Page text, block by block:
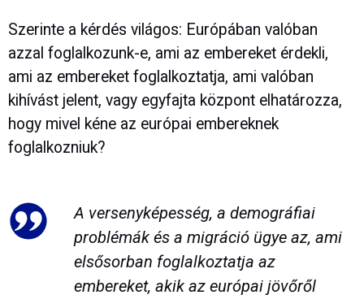
Szerinte a kérdés világos: Európában valóban
azzal foglalkozunk-e, ami az embereket érdekli,
ami az embereket foglalkoztatja, ami valóban
kihívást jelent, vagy egyfajta központ elhatározza,
hogy mivel kéne az európai embereknek
foglalkozniuk?
A versenyképesség, a demográfiai
problémák és a migráció ügye az, ami
elsősorban foglalkoztatja az
embereket, akik az európai jövőről